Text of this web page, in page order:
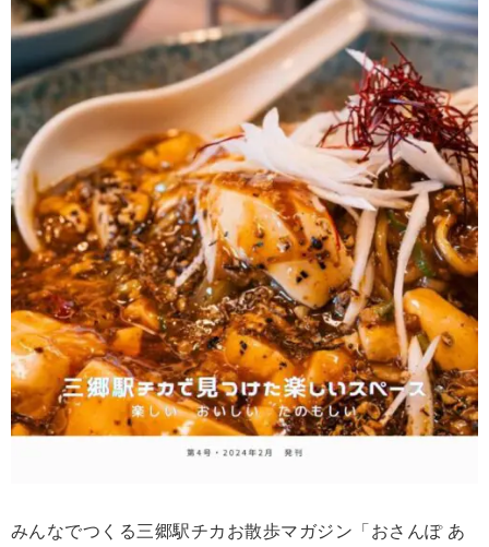
みんなでつくる三郷駅チカお散歩マガジン「おさんぽ あ